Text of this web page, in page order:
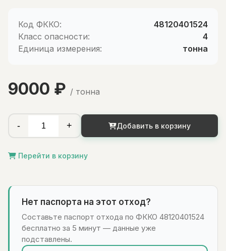
Код ФККО:
48120401524
Класс опасности:
4
Единица измерения:
тонна
9000 ₽ / тонна
- + Добавить в корзину
Перейти в корзину
Нет паспорта на этот отход?
Составьте паспорт отхода по ФККО 48120401524
бесплатно за 5 минут — данные уже
подставлены.